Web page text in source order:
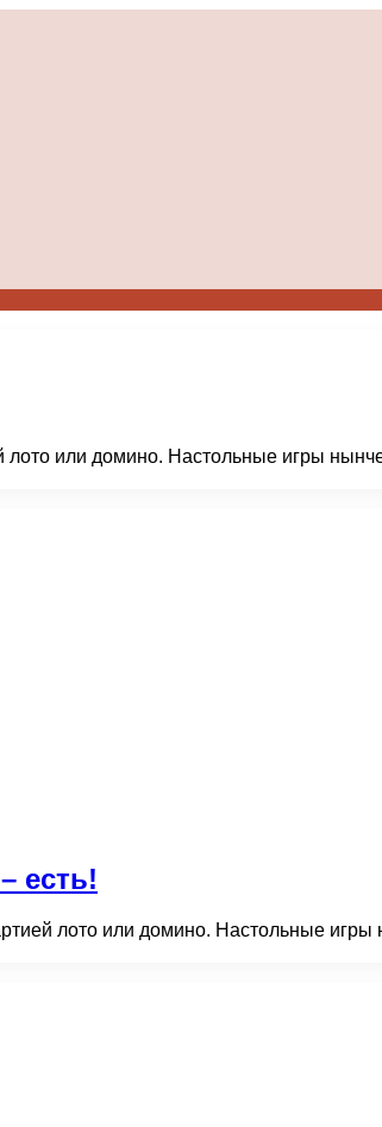
лото или домино. Настольные игры
есть!
лото или домино. Настольные